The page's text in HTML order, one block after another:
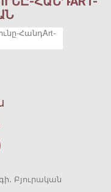
Բյուրական